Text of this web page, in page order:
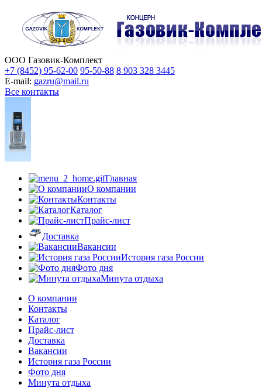
ООО Газовик-Комплект
+7 (8452) 95-62-00 95-50-88 8 903 328 3445
E-mail: gazru@mail.ru
Все контакты
Главная
О компании
Контакты
Каталог
Прайс-лист
Доставка
Вакансии
История газа России
Фото дня
Минута отдыха
О компании
Контакты
Каталог
Прайс-лист
Доставка
Вакансии
История газа России
Фото дня
Минута отдыха